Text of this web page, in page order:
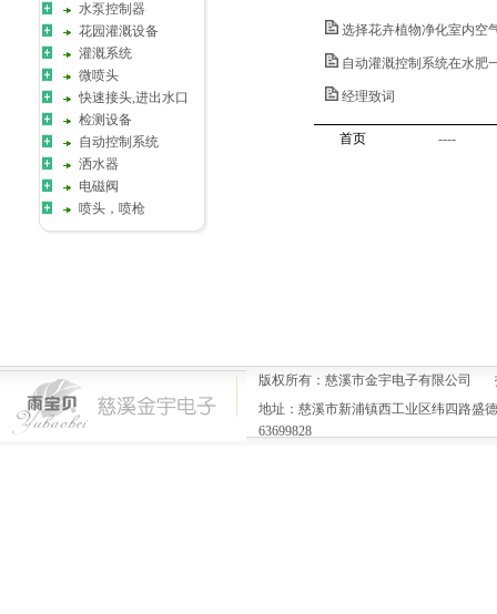
水泵控制器
花园灌溉设备
灌溉系统
微喷头
快速接头,进出水口
检测设备
自动控制系统
洒水器
电磁阀
喷头，喷枪
选择花卉植物净化室内空
自动灌溉控制系统在水肥
经理致词
首页 ----
版权所有：慈溪市金宇电子有限公司
地址：慈溪市新浦镇西工业区纬四路
63699828